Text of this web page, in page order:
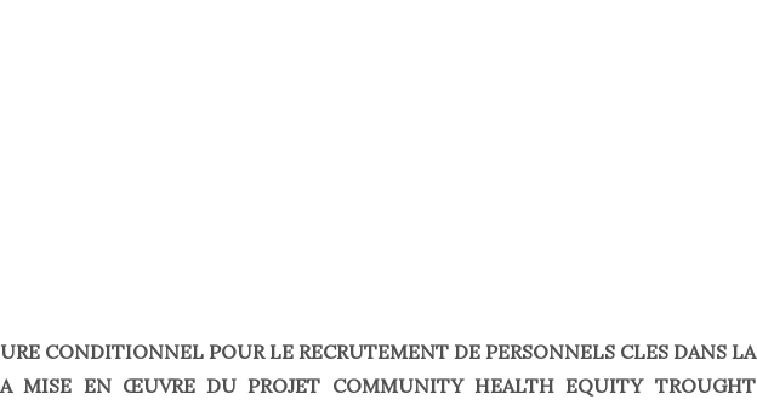
CONDITIONNEL POUR LE RECRUTEMENT DE PERSONNELS CLES DANS LA
MISE EN ŒUVRE DU PROJET COMMUNITY HEALTH EQUITY TROUGHT